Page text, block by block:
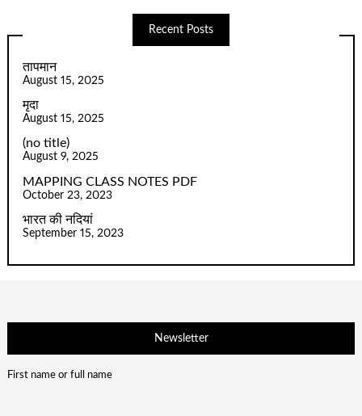
Recent Posts
तापमान
August 15, 2025
मृदा
August 15, 2025
(no title)
August 9, 2025
MAPPING CLASS NOTES PDF
October 23, 2023
भारत की नदियां
September 15, 2023
Newsletter
First name or full name